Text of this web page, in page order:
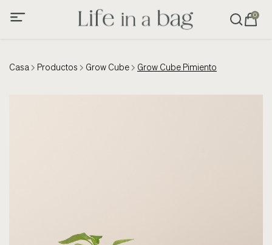
0
Casa Productos Grow Cube Grow Cube Pimiento